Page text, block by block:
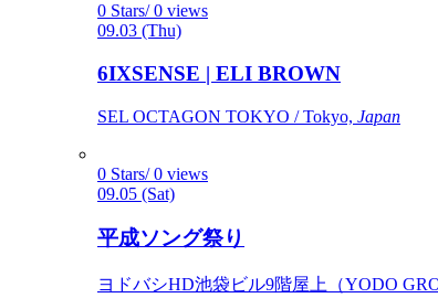
0 Stars/ 0 views
09.03 (Thu)
6IXSENSE | ELI BROWN
SEL OCTAGON TOKYO / Tokyo, Japan
0 Stars/ 0 views
09.05 (Sat)
平成ソング祭り
ヨドバシHD池袋ビル9階屋上（YODO